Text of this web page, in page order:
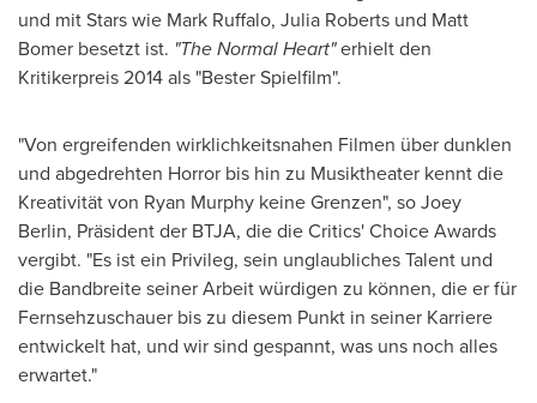
und mit Stars wie Mark Ruffalo, Julia Roberts und Matt
Bomer besetzt ist. "TheNormalHeart"erhielt den
Kritikerpreis 2014 als "Bester Spielfilm".
"Von ergreifenden wirklichkeitsnahen Filmen über dunklen
und abgedrehten Horror bis hin zu Musiktheater kennt die
Kreativitätvon Ryan Murphy keine Grenzen", soJoey
Berlin, Präsident der BTJA, die die Critics' Choice Awards
vergibt. "Es ist ein Privileg, sein unglaubliches Talent und
die Bandbreite seiner Arbeit würdigen zu können, die er für
Fernsehzuschauer bis zu diesem Punkt in seiner Karriere
entwickelt hat, und wir sind gespannt, was uns noch alles
erwartet."